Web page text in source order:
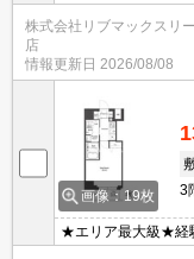
社に一度も来店せず
ている物件も全て
し付けください★
株式会社リブマックスリ
店
情報更新日 2026/08/08
画像：19枚
3
★エリア最大級★経